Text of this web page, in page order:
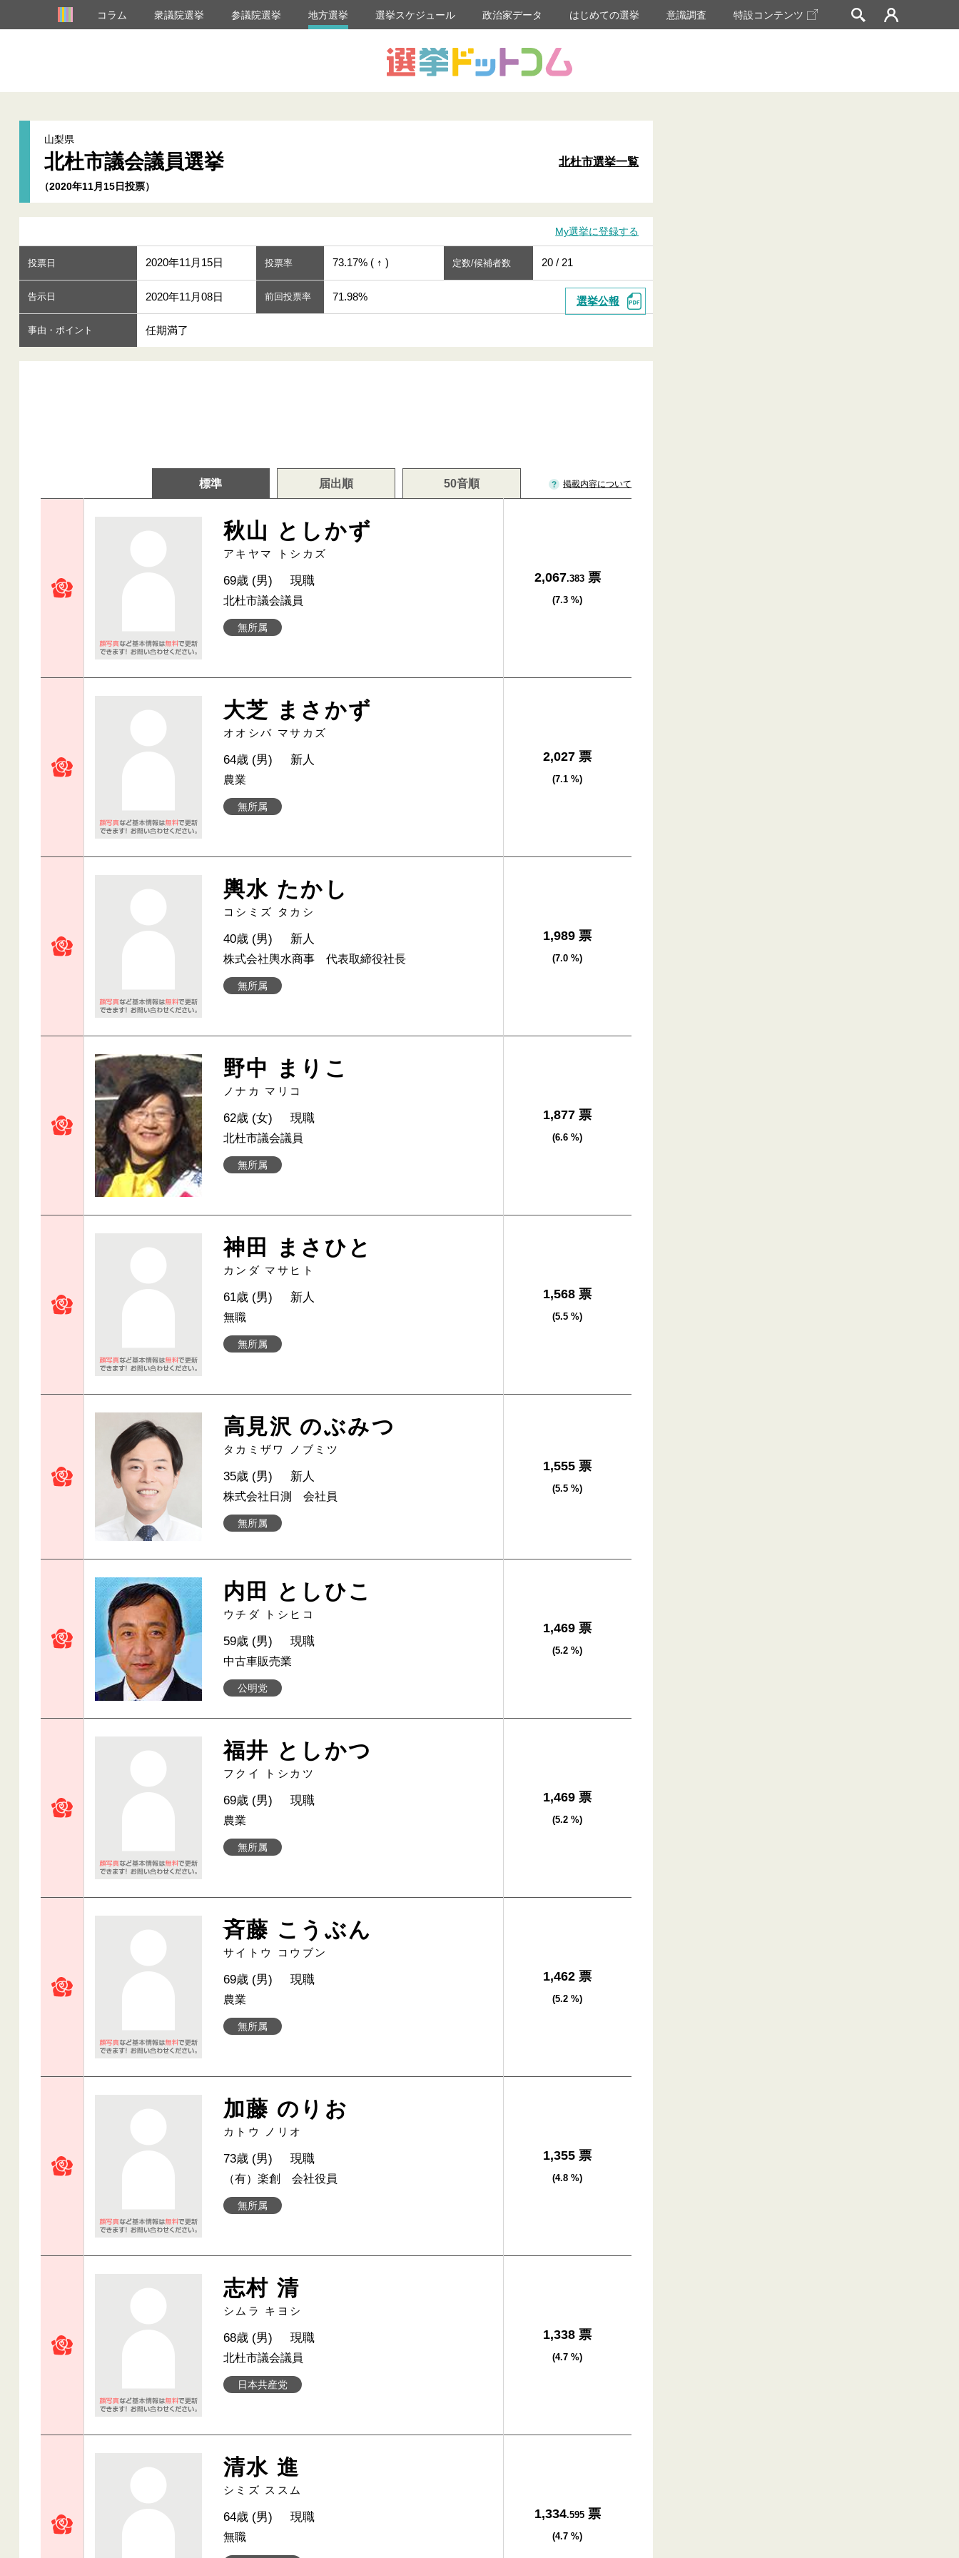
コラム 衆議院選挙 参議院選挙 地方選挙 選挙スケジュール 政治家データ はじめての選挙 意識調査 特設コンテンツ
山梨県
北杜市議会議員選挙
（2020年11月15日投票）
北杜市選挙一覧
My選挙に登録する
投票日 2020年11月15日 投票率 73.17% ( ↑ ) 定数/候補者数 20 / 21
告示日 2020年11月08日 前回投票率 71.98% 選挙公報
事由・ポイント 任期満了
標準 届出順 50音順 掲載内容について
秋山 としかず
アキヤマ トシカズ
無所属
69歳 (男) 現職
北杜市議会議員
2,067.383票
(7.3 %)
大芝 まさかず
オオシバ マサカズ
無所属
64歳 (男) 新人
農業
2,027 票
(7.1 %)
輿水 たかし
コシミズ タカシ
無所属
40歳 (男) 新人
株式会社輿水商事 代表取締役社長
1,989 票
(7.0 %)
野中 まりこ
ノナカ マリコ
無所属
62歳 (女) 現職
北杜市議会議員
1,877 票
(6.6 %)
神田 まさひと
カンダ マサヒト
無所属
61歳 (男) 新人
無職
1,568 票
(5.5 %)
高見沢 のぶみつ
タカミザワ ノブミツ
無所属
35歳 (男) 新人
株式会社日測 会社員
1,555 票
(5.5 %)
内田 としひこ
ウチダ トシヒコ
公明党
59歳 (男) 現職
中古車販売業
1,469 票
(5.2 %)
福井 としかつ
フクイ トシカツ
無所属
69歳 (男) 現職
農業
1,469 票
(5.2 %)
斉藤 こうぶん
サイトウ コウブン
無所属
69歳 (男) 現職
農業
1,462 票
(5.2 %)
加藤 のりお
カトウ ノリオ
無所属
73歳 (男) 現職
（有）楽創 会社役員
1,355 票
(4.8 %)
志村 清
シムラ キヨシ
日本共産党
68歳 (男) 現職
北杜市議会議員
1,338 票
(4.7 %)
清水 進
シミズ ススム
64歳 (男) 現職
無職
1,334.595票
(4.7 %)